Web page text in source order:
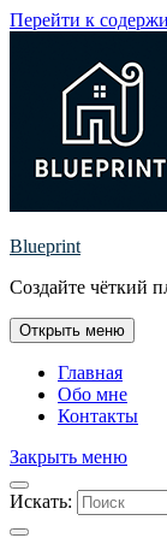
Перейти к
Blueprint
Создайте чёткий
Открыть меню
Главная
Обо мне
Контакты
Закрыть меню
Искать: